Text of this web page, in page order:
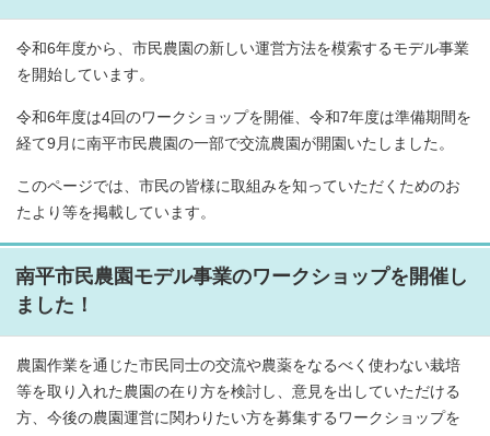
令和6年度から、市民農園の新しい運営方法を模索するモデル事業
を開始しています。
令和6年度は4回のワークショップを開催、令和7年度は準備期間を
経て9月に南平市民農園の一部で交流農園が開園いたしました。
このページでは、市民の皆様に取組みを知っていただくためのお
たより等を掲載しています。
南平市民農園モデル事業のワークショップを開催し
ました！
農園作業を通じた市民同士の交流や農薬をなるべく使わない栽培
等を取り入れた農園の在り方を検討し、意見を出していただける
方、今後の農園運営に関わりたい方を募集するワークショップを